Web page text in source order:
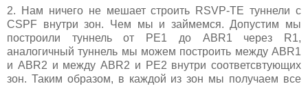
2. Нам ничего не мешает строить RSVP-TE туннели с
CSPF внутри зон. Чем мы и займемся. Допустим мы
построили туннель от PE1 до ABR1 через R1,
аналогичный туннель мы можем построить между ABR1
и ABR2 и между ABR2 и PE2 внутри соответсвтующих
зон. Таким образом, в каждой из зон мы получаем все